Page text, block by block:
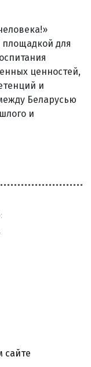
площадкой для
ценностей,
и
Беларусью
и
сайте